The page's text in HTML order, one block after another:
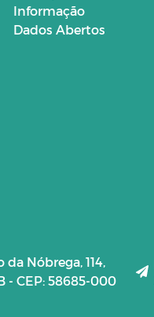
Informação
Dados Abertos
Nóbrega, 114,
- CEP: 58685-000